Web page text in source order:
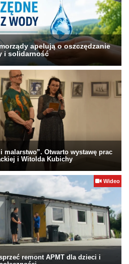
apelują o oszczędzanie
i solidarność
malarstwo”. Otwarto wystawę prac
i Witolda Kubichy
Wideo
remont APMT dla dzieci i